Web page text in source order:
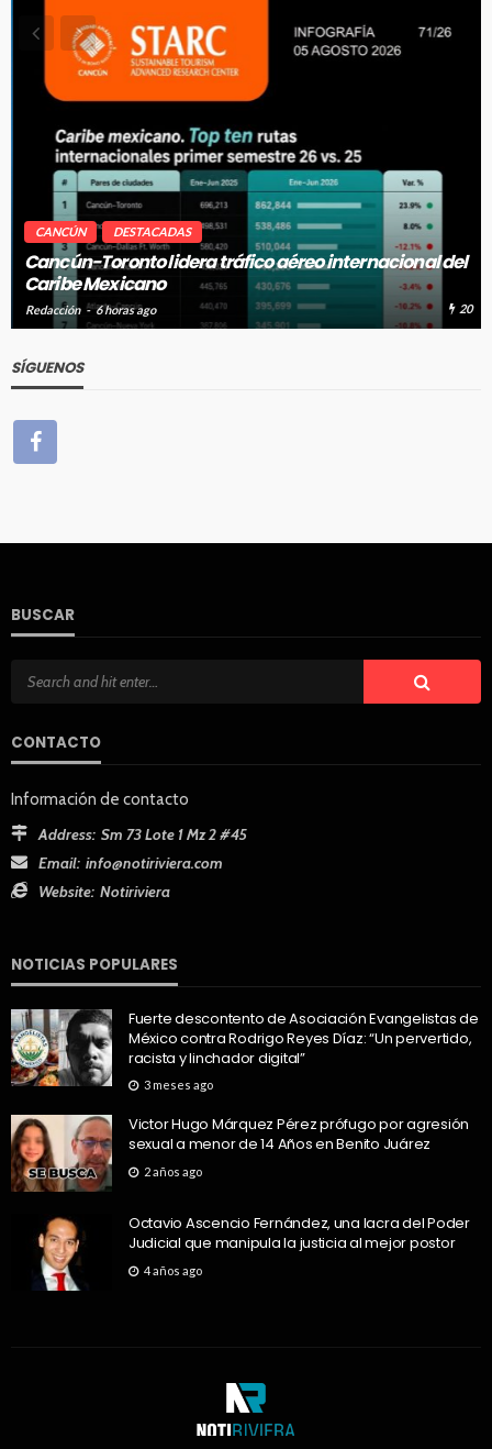
CANCÚN DESTACADAS
Cancún-Toronto lidera tráfico aéreo internacional del
Caribe Mexicano
Redacción 6 horas ago 20
SÍGUENOS
BUSCAR
CONTACTO
Información de contacto
Address: Sm 73 Lote 1 Mz 2 #45
Email: info@notiriviera.com
Website: Notiriviera
NOTICIAS POPULARES
Fuerte descontento de Asociación Evangelistas de
México contra Rodrigo Reyes Díaz: “Un pervertido,
racista y linchador digital”
3 meses ago
Victor Hugo Márquez Pérez prófugo por agresión
sexual a menor de 14 Años en Benito Juárez
2 años ago
Octavio Ascencio Fernández, una lacra del Poder
Judicial que manipula la justicia al mejor postor
4 años ago